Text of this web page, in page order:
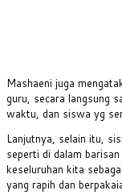
Mashaeni juga
guru, secara langsung
waktu, dan siswa yg
Lanjutnya, selain itu,
seperti di dalam
keseluruhan kita
yang rapih dan